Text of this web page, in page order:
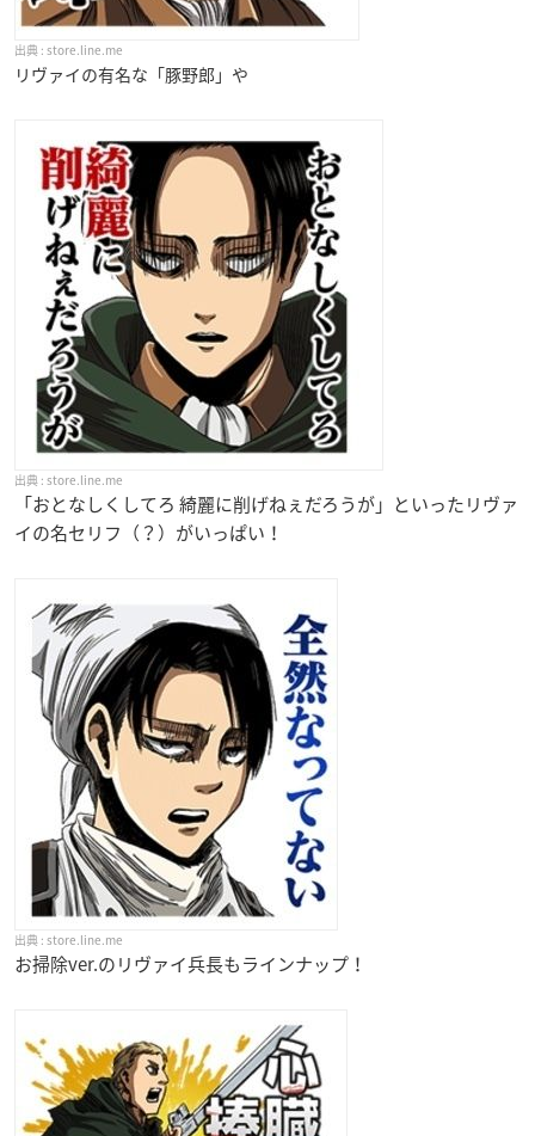
store.line.me
リヴァイの有名な「豚野郎」や
store.line.me
「おとなしくしてろ 綺麗に削げねぇだろうが」といったリヴァ
イの名セリフ（？）がいっぱい！
store.line.me
お掃除ver.のリヴァイ兵長もラインナップ！